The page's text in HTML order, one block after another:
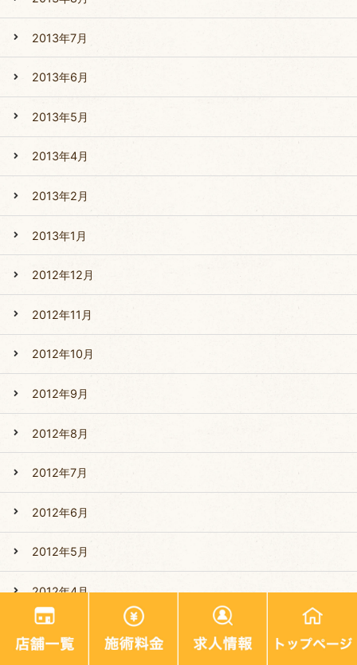
2013年7月
2013年6月
2013年5月
2013年4月
2013年2月
2013年1月
2012年12月
2012年11月
2012年10月
2012年9月
2012年8月
2012年7月
2012年6月
2012年5月
2012年4月